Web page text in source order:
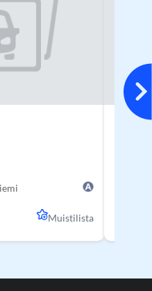
Muistilista
2023